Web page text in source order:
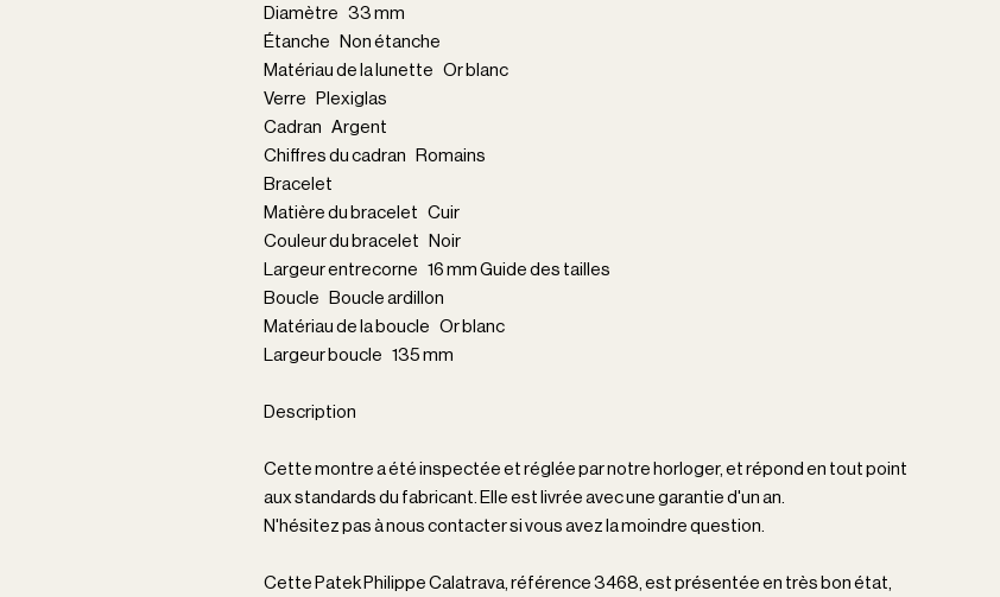
Diamètre 33 mm
Étanche Non étanche
Matériau de la lunette Or blanc
Verre Plexiglas
Cadran Argent
Chiffres du cadran Romains
Bracelet
Matière du bracelet Cuir
Couleur du bracelet Noir
Largeur entrecorne 16 mm Guide des tailles
Boucle Boucle ardillon
Matériau de la boucle Or blanc
Largeur boucle 135 mm
Description
Cette montre a été inspectée et réglée par notre horloger, et répond en tout point
aux standards du fabricant. Elle est livrée avec une garantie d'un an.
N'hésitez pas à nous contacter si vous avez la moindre question.
Cette Patek Philippe Calatrava, référence 3468, est présentée en très bon état,